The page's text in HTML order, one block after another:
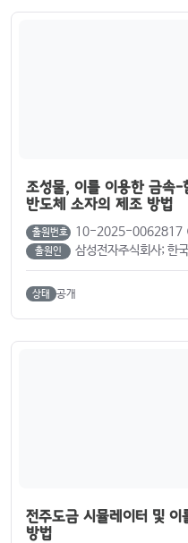
조성물, 이를 이용한 금속-
반도체 소자의 제조 방법
출원번호 10-2025-
출원인 삼성전자주식회사; 한국과학기
상태 공개
전주도금 시뮬레이터 및
방법